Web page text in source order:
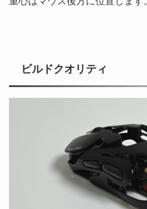
ビルドクオリティ